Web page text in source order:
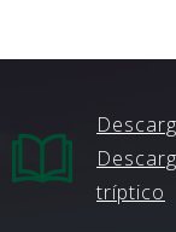
tríptico